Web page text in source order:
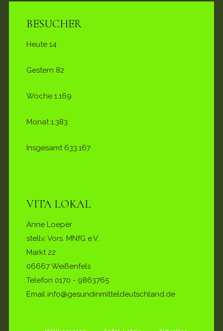
BESUCHER
Heute 14
Gestern 82
Woche 1.169
Monat1.383
Insgesamt 633.167
VITA LOKAL
Anne Loeper
stellv. Vors. MNfG e.V.
Markt 22
06667 Weißenfels
Telefon 0170 - 9863765
Email info@gesundinmitteldeutschland.de